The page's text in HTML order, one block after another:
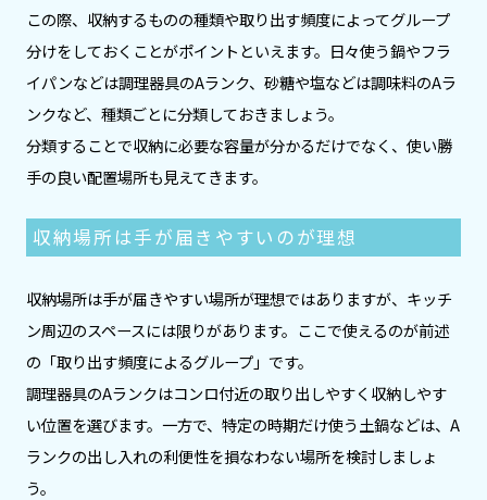
この際、収納するものの種類や取り出す頻度によってグループ
分けをしておくことがポイントといえます。日々使う鍋やフラ
イパンなどは調理器具のAランク、砂糖や塩などは調味料のAラ
ンクなど、種類ごとに分類しておきましょう。
分類することで収納に必要な容量が分かるだけでなく、使い勝
手の良い配置場所も見えてきます。
収納場所は手が届きやすいのが理想
収納場所は手が届きやすい場所が理想ではありますが、キッチ
ン周辺のスペースには限りがあります。ここで使えるのが前述
の「取り出す頻度によるグループ」です。
調理器具のAランクはコンロ付近の取り出しやすく収納しやす
い位置を選びます。一方で、特定の時期だけ使う土鍋などは、A
ランクの出し入れの利便性を損なわない場所を検討しましょ
う。